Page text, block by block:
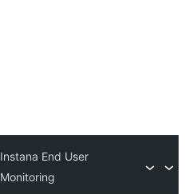
Instana End User
Monitoring